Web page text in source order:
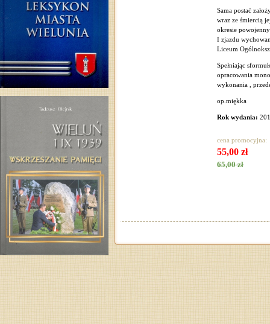
Sama postać
wraz ze śmiercią
okresie
I zjazdu
Liceum
Spełniając
opracowania
wykonania ,
op.miękka
Rok wydania:
cena promocyjna:
55,00 zł
65,00 zł